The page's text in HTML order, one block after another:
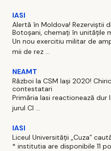
IASI
Alertă în Moldova! Rezerviștii
Botoșani, chemați în unitățile
Un nou exercitiu militar de
mii de rez ...
NEAMT
Război la CSM Iași 2020!
contestatari
Primăria Iasi reactionează
jurul Cl ...
IASI
Liceul Universității „Cuza”
* institutia are disponibile 11